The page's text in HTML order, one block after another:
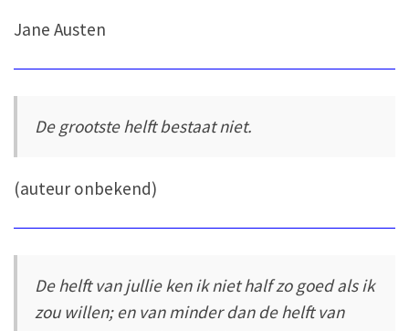
Jane Austen
De grootste helft bestaat niet.
(auteur onbekend)
De helft van jullie ken ik niet half zo goed als ik
zou willen; en van minder dan de helft van